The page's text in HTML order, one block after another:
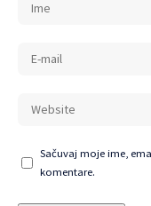
Sačuvaj moje ime,
komentare.